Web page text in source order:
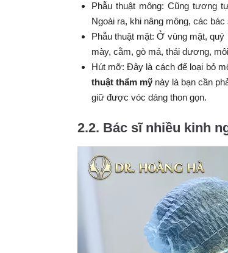
Phẫu thuật mông: Cũng tương
Ngoài ra, khi nâng mông, các
Phẫu thuật mặt: Ở vùng mặt,
mày, cằm, gò má, thái dương,
Hút mỡ: Đây là cách để loại bỏ
thuật thẩm mỹnày là bạn cần
giữ được vóc dáng thon gọn.
2.2. Bác sĩ nhiều kinh